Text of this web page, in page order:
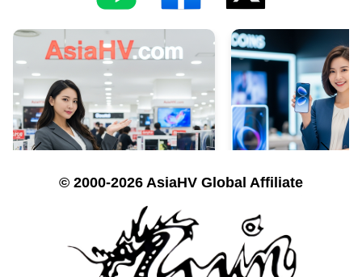
© 2000-2026 AsiaHV Global Affiliate